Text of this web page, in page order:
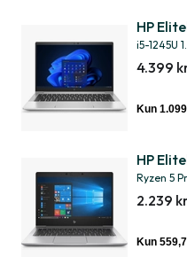
HP
i5-1245U
4.399
HP
Ryzen 5
2.239